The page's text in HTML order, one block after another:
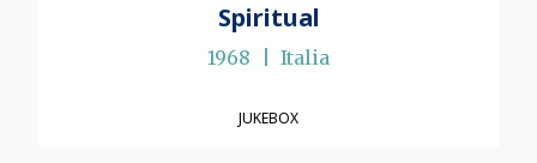
Spiritual
1968 Italia
JUKEBOX